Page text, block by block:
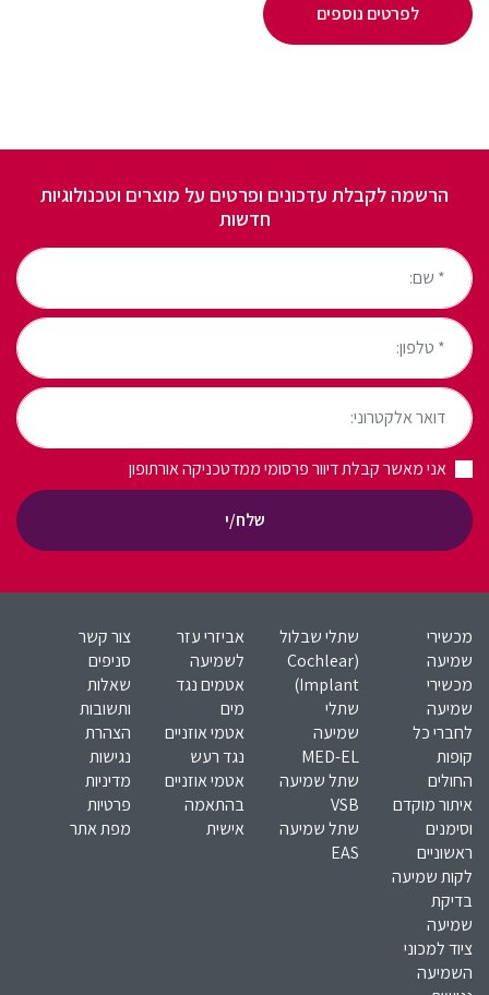
לפרטים נוספים
הרשמה לקבלת עדכונים ופרטים על מוצרים וטכנולוגיות
חדשות
* שם:
* טלפון:
דואר אלקטרוני:
אני מאשר קבלת דיוור פרסומי ממדטכניקה אורתופון
שלח/י
מכשירי
שמיעה
מכשירי
שמיעה
לחברי כל
קופות
החולים
איתור מוקדם
וסימנים
ראשוניים
לקות שמיעה
בדיקת
שמיעה
ציוד למכוני
השמיעה
שתלי שבלול
(Cochlear
Implant)​
שתלי
שמיעה
MED-EL​
שתל שמיעה
VSB
שתל שמיעה
EAS
אביזרי עזר
לשמיעה
אטמים נגד
מים
אטמי אוזניים
נגד רעש
אטמי אוזניים
בהתאמה
אישית
צור קשר
סניפים
שאלות
ותשובות
הצהרת
נגישות
מדיניות
פרטיות
מפת אתר